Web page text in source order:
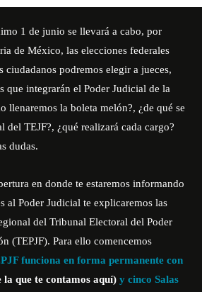
1 de junio se llevará a cabo, por
de México, las elecciones federales
ciudadanos podremos elegir a jueces,
que integrarán el Poder Judicial de la
llenaremos la boleta melón?, ¿de qué se
del TEJF?, ¿qué realizará cada cargo?
dudas.
en donde te estaremos informando
al Poder Judicial te explicaremos las
del Tribunal Electoral del Poder
(TEPJF). Para ello comencemos
funciona en forma permanente con
la que te contamos aquí) y cinco Salas